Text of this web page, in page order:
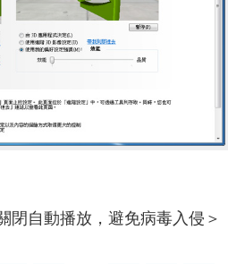
閉自動播放，避免病毒入侵＞